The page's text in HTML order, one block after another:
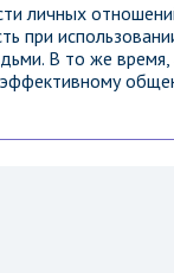
личных
при
В то же время,
эффективному